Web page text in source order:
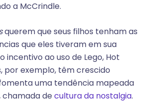
a McCrindle.
querem que seus filhos tenham as
que eles tiveram em sua
incentivo ao uso de Lego, Hot
por exemplo, têm crescido
uma tendência mapeada
chamada decultura da nostalgia.